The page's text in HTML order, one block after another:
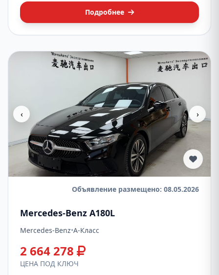
Подробнее
‹ ›
Объявление размещено: 08.05.2026
Mercedes-Benz A180L
Mercedes-Benz•A-Класс
2 664 278
ЦЕНА ПОД КЛЮЧ